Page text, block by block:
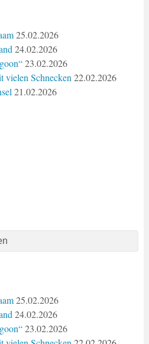
25.02.2026
24.02.2026
23.02.2026
vielen Schnecken 22.02.2026
21.02.2026
25.02.2026
24.02.2026
23.02.2026